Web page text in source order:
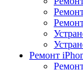
Ремонт